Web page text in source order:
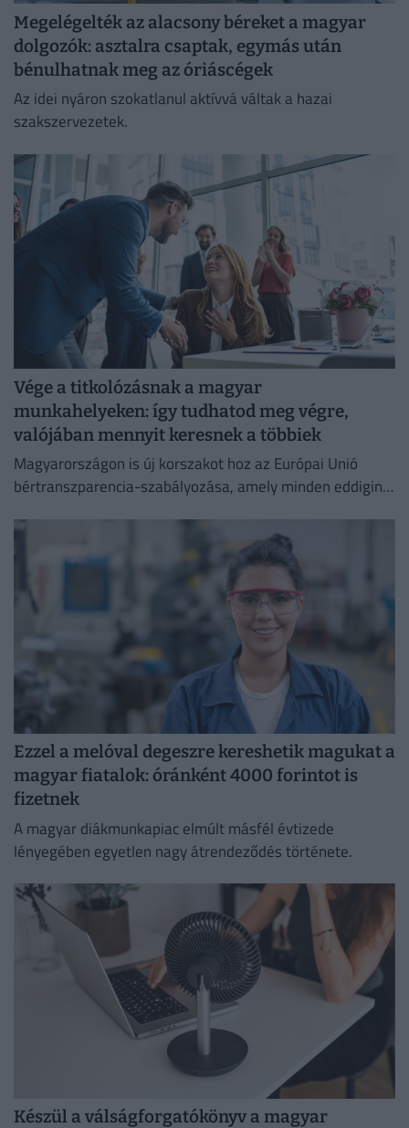
Megelégelték az alacsony béreket a magyar
dolgozók: asztalra csaptak, egymás után
bénulhatnak meg az óriáscégek
Az idei nyáron szokatlanul aktívvá váltak a hazai
szakszervezetek.
Vége a titkolózásnak a magyar
munkahelyeken: így tudhatod meg végre,
valójában mennyit keresnek a többiek
Magyarországon is új korszakot hoz az Európai Unió
bértranszparencia-szabályozása, amely minden eddiginél
Ezzel a melóval degeszre kereshetik magukat a
magyar fiatalok: óránként 4000 forintot is
fizetnek
A magyar diákmunkapiac elmúlt másfél évtizede
lényegében egyetlen nagy átrendeződés története.
Készül a válságforgatókönyv a magyar